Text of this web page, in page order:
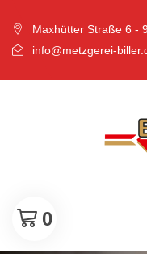
Maxhütter Straße 6 -
info@metzgerei-
0